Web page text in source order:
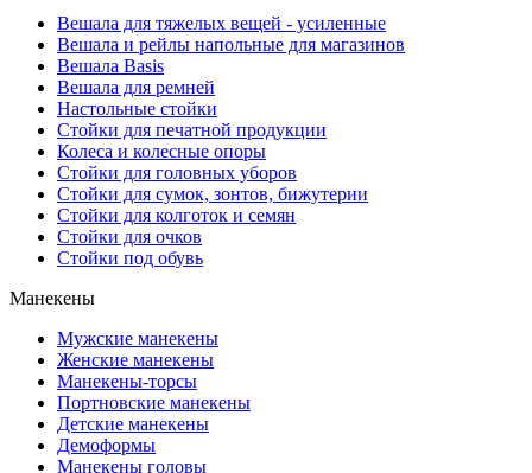
Вешала для тяжелых вещей - усиленные
Вешала и рейлы напольные для магазинов
Вешала Basis
Вешала для ремней
Настольные стойки
Стойки для печатной продукции
Колеса и колесные опоры
Стойки для головных уборов
Стойки для сумок, зонтов, бижутерии
Стойки для колготок и семян
Стойки для очков
Стойки под обувь
Манекены
Мужские манекены
Женские манекены
Манекены-торсы
Портновские манекены
Детские манекены
Демоформы
Манекены головы